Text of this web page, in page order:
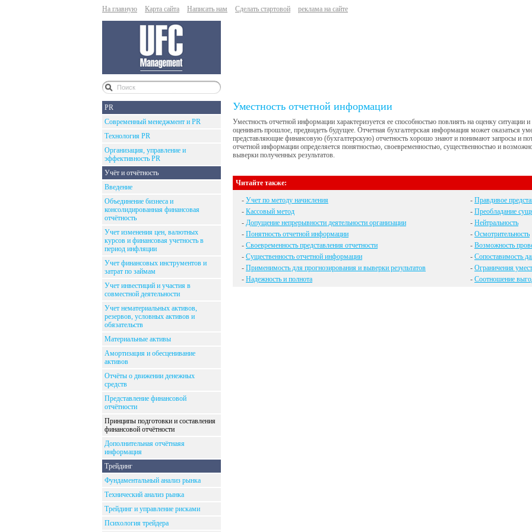
На главную Карта сайта Написать нам Сделать стартовой реклама на сайте
PR
Современный менеджмент и PR
Технология PR
Организация, управление и
эффективность PR
Учёт и отчётность
Введение
Объединение бизнеса и
консолидированная финансовая
отчётность
Учет изменения цен, валютных
курсов и финансовая учетность в
период инфляции
Учет финансовых инструментов и
затрат по займам
Учет инвестиций и участия в
совместной деятельности
Учет нематериальных активов,
резервов, условных активов и
обязательств
Материальные активы
Амортизация и обесценивание
активов
Отчёты о движении денежных
средств
Представление финансовой
отчётности
Принципы подготовки и составления
финансовой отчётности
Дополнительная отчётнаяя
информация
Трейдинг
Фундаментальный анализ рынка
Технический анализ рынка
Трейдинг и управление рисками
Психология трейдера
Уместность отчетной информации
Уместность отчетной информации характеризуется ее способностью повлиять на оценку
оценивать прошлое, предвидеть будущее. Отчетная бухгалтерская информация может оказаться
представляющие финансовую (бухгалтерскую) отчетность хорошо знают и понимают запросы и
отчетной информации определяется понятностью, своевременностью, существенностью и
выверки полученных результатов.
Читайте также:
- Учет по методу начисления
- Кассовый метод
- Допущение непрерывности деятельности организации
- Понятность отчетной информации
- Своевременность представления отчетности
- Существенность отчетной информации
- Применимость для прогнозирования и выверки результатов
- Надежность и полнота
- Правдивое
- Преобладание
- Нейтральность
- Осмотрительность
- Возможность
- Сопоставимость
- Ограничения
- Соотношение